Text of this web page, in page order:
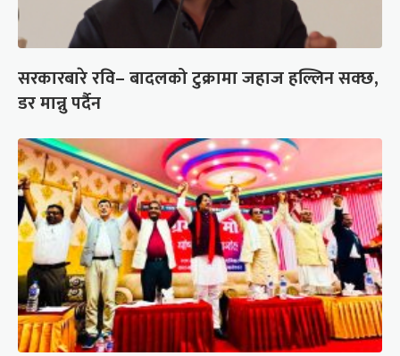
सरकारबारे रवि– बादलको टुक्रामा जहाज हल्लिन सक्छ,
डर मान्नु पर्दैन